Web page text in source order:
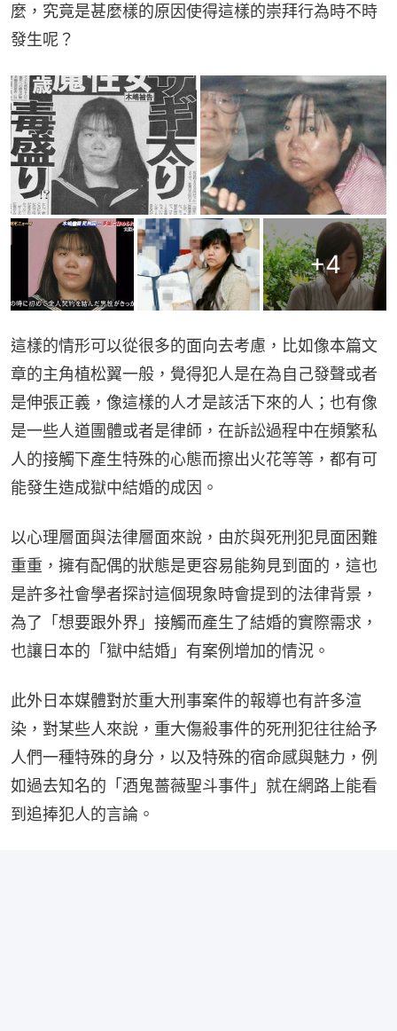
麼，究竟是甚麼樣的原因使得這樣的崇拜行為時不時
發生呢？
+4
這樣的情形可以從很多的面向去考慮，比如像本篇文
章的主角植松翼一般，覺得犯人是在為自己發聲或者
是伸張正義，像這樣的人才是該活下來的人；也有像
是一些人道團體或者是律師，在訴訟過程中在頻繁私
人的接觸下產生特殊的心態而擦出火花等等，都有可
能發生造成獄中結婚的成因。
以心理層面與法律層面來說，由於與死刑犯見面困難
重重，擁有配偶的狀態是更容易能夠見到面的，這也
是許多社會學者探討這個現象時會提到的法律背景，
為了「想要跟外界」接觸而產生了結婚的實際需求，
也讓日本的「獄中結婚」有案例增加的情況。
此外日本媒體對於重大刑事案件的報導也有許多渲
染，對某些人來說，重大傷殺事件的死刑犯往往給予
人們一種特殊的身分，以及特殊的宿命感與魅力，例
如過去知名的「酒鬼薔薇聖斗事件」就在網路上能看
到追捧犯人的言論。